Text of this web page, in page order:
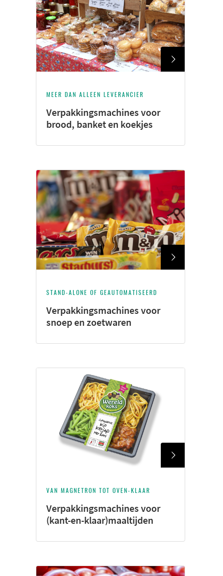
MEER DAN ALLEEN LEVERANCIER
Verpakkingsmachines voor
brood, banket en koekjes
STAND-ALONE OF GEAUTOMATISEERD
Verpakkingsmachines voor
snoep en zoetwaren
VAN MAGNETRON TOT OVEN-KLAAR
Verpakkingsmachines voor
(kant-en-klaar)maaltijden